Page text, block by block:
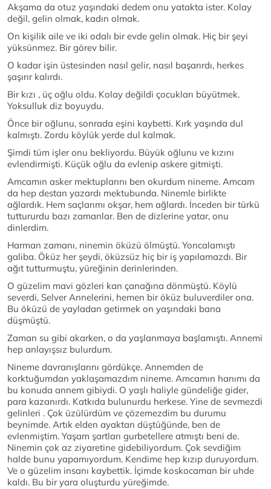
Akşama da otuz yaşındaki dedem onu yatakta ister. Kolay
değil, gelin olmak, kadın olmak.
On kişilik aile ve iki odalı bir evde gelin olmak. Hiç bir şeyi
yüksünmez. Bir görev bilir.
O kadar işin üstesinden nasıl gelir, nasıl başarırdı, herkes
şaşırır kalırdı.
Bir kızı , üç oğlu oldu. Kolay değildi çocukları büyütmek.
Yoksulluk diz boyuydu.
Önce bir oğlunu, sonrada eşini kaybetti. Kırk yaşında dul
kalmıştı. Zordu köylük yerde dul kalmak.
Şimdi tüm işler onu bekliyordu. Büyük oğlunu ve kızını
evlendirmişti. Küçük oğlu da evlenip askere gitmişti.
Amcamın asker mektuplarını ben okurdum nineme. Amcam
da hep destan yazardı mektubunda. Ninemle birlikte
ağlardık. Hem saçlarımı okşar, hem ağlardı. İnceden bir türkü
tuttururdu bazı zamanlar. Ben de dizlerine yatar, onu
dinlerdim.
Harman zamanı, ninemin öküzü ölmüştü. Yoncalamıştı
galiba. Öküz her şeydi, öküzsüz hiç bir iş yapılamazdı. Bir
ağıt tutturmuştu, yüreğinin derinlerinden.
O güzelim mavi gözleri kan çanağına dönmüştü. Köylü
severdi, Selver Annelerini, hemen bir öküz buluverdiler ona.
Bu öküzü de yayladan getirmek on yaşındaki bana
düşmüştü.
Zaman su gibi akarken, o da yaşlanmaya başlamıştı. Annemi
hep anlayışsız bulurdum.
Nineme davranışlarını gördükçe. Annemden de
korktuğumdan yaklaşamazdım nineme. Amcamın hanımı da
bu konuda annem gibiydi. O yaşlı haliyle gündeliğe gider,
para kazanırdı. Katkıda bulunurdu herkese. Yine de sevmezdi
gelinleri . Çok üzülürdüm ve çözemezdim bu durumu
beynimde. Artık elden ayaktan düştüğünde, ben de
evlenmiştim. Yaşam şartları gurbetellere atmıştı beni de.
Ninemin çok az ziyaretine gidebiliyordum. Çok sevdiğim
halde bunu yapamıyordum. Kendime hep kızıp duruyordum.
Ve o güzelim insanı kaybettik. İçimde koskocaman bir uhde
kaldı. Bu bir yara oluşturdu yüreğimde.